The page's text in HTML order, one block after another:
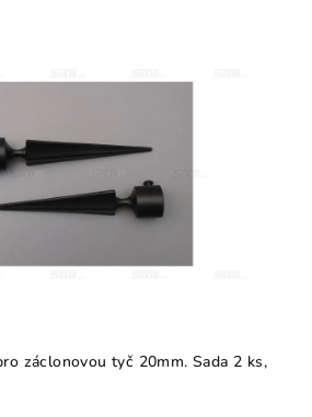
záclonovou tyč 20mm. Sada 2 ks,